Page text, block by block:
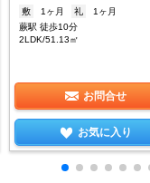
敷
1ヶ月 礼
1ヶ月
蕨駅 徒歩10分
2LDK/51.13㎡
お問合せ
お気に入り